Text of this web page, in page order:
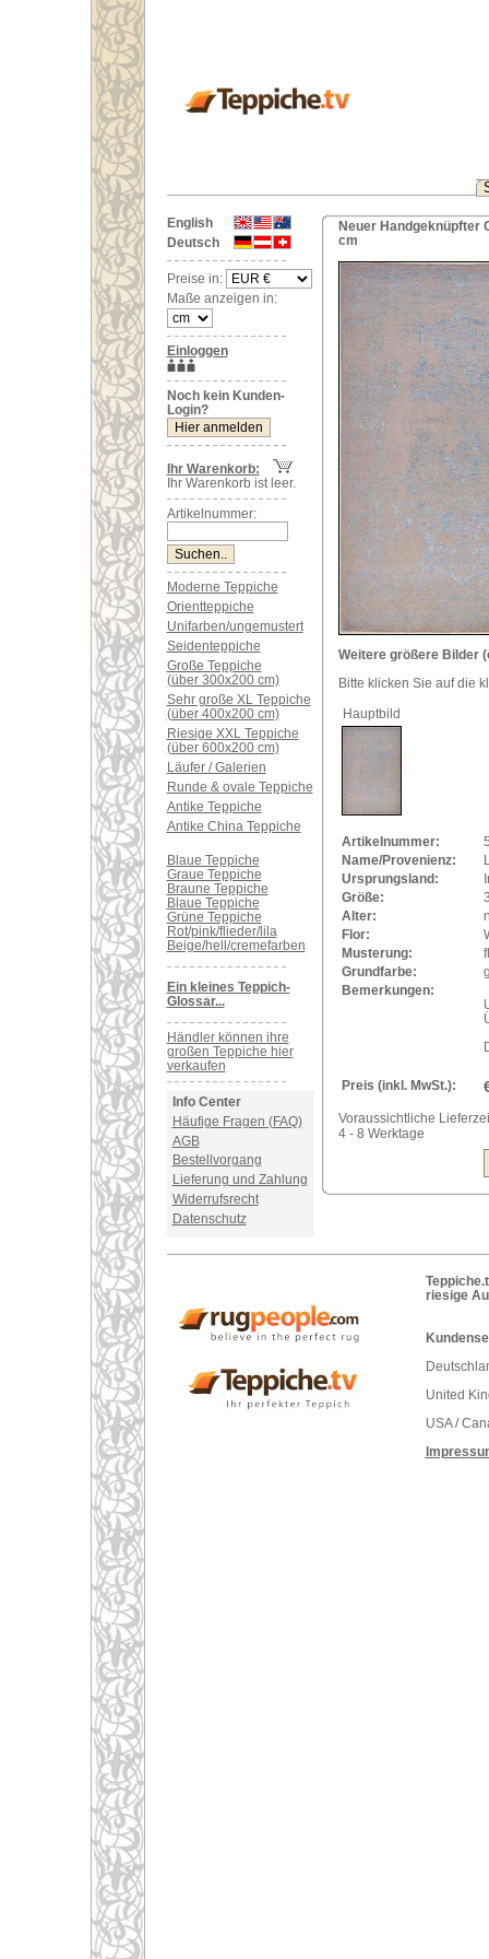
English
Deutsch
Preise in:
Maße anzeigen in:
Einloggen
Noch kein Kunden-
Login?
Ihr Warenkorb:
Ihr Warenkorb ist leer.
Artikelnummer:
Moderne Teppiche
Orientteppiche
Unifarben/ungemustert
Seidenteppiche
Große Teppiche
(über 300x200 cm)
Sehr große XL Teppiche
(über 400x200 cm)
Riesige XXL Teppiche
(über 600x200 cm)
Läufer / Galerien
Runde & ovale Teppiche
Antike Teppiche
Antike China Teppiche
Blaue Teppiche
Graue Teppiche
Braune Teppiche
Blaue Teppiche
Grüne Teppiche
Rot/pink/flieder/lila
Beige/hell/cremefarben
Ein kleines Teppich-
Glossar...
Händler können ihre
großen Teppiche hier
verkaufen
Info Center
Häufige Fragen (FAQ)
AGB
Bestellvorgang
Lieferung und Zahlung
Widerrufsrecht
Datenschutz
Neuer Handgeknüpfter
cm
Weitere größere Bilder
Bitte klicken Sie auf die
Hauptbild
Artikelnummer:
Name/Provenienz:
Ursprungsland:
Größe:
Alter:
Flor:
Musterung:
Grundfarbe:
Bemerkungen:
Preis (inkl. MwSt.):
Voraussichtliche
4 - 8 Werktage
riesige
United
USA /